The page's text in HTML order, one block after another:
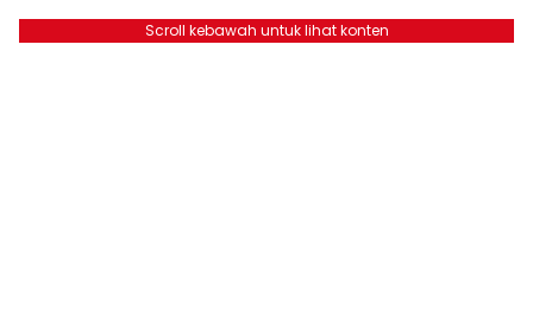
Scroll kebawah untuk lihat konten